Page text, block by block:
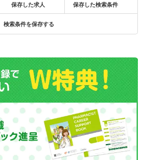
保存した求人 保存した検索条件
検索条件を保存する